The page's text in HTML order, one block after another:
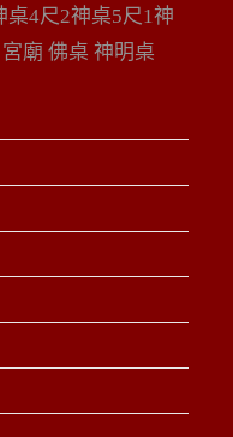
桌4尺2神桌5尺1神
廟 佛桌 神明桌